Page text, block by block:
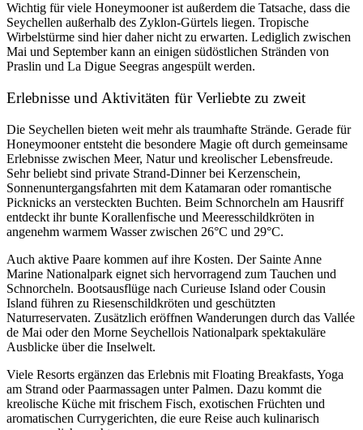
Wichtig für viele Honeymooner ist außerdem die Tatsache, dass die
Seychellen außerhalb des Zyklon-Gürtels liegen. Tropische
Wirbelstürme sind hier daher nicht zu erwarten. Lediglich zwischen
Mai und September kann an einigen südöstlichen Stränden von
Praslin und La Digue Seegras angespült werden.
Erlebnisse und Aktivitäten für Verliebte zu zweit
Die Seychellen bieten weit mehr als traumhafte Strände. Gerade für
Honeymooner entsteht die besondere Magie oft durch gemeinsame
Erlebnisse zwischen Meer, Natur und kreolischer Lebensfreude.
Sehr beliebt sind private Strand-Dinner bei Kerzenschein,
Sonnenuntergangsfahrten mit dem Katamaran oder romantische
Picknicks an versteckten Buchten. Beim Schnorcheln am Hausriff
entdeckt ihr bunte Korallenfische und Meeresschildkröten in
angenehm warmem Wasser zwischen 26°C und 29°C.
Auch aktive Paare kommen auf ihre Kosten. Der Sainte Anne
Marine Nationalpark eignet sich hervorragend zum Tauchen und
Schnorcheln. Bootsausflüge nach Curieuse Island oder Cousin
Island führen zu Riesenschildkröten und geschützten
Naturreservaten. Zusätzlich eröffnen Wanderungen durch das Vallée
de Mai oder den Morne Seychellois Nationalpark spektakuläre
Ausblicke über die Inselwelt.
Viele Resorts ergänzen das Erlebnis mit Floating Breakfasts, Yoga
am Strand oder Paarmassagen unter Palmen. Dazu kommt die
kreolische Küche mit frischem Fisch, exotischen Früchten und
aromatischen Currygerichten, die eure Reise auch kulinarisch